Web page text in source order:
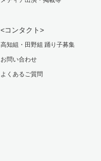
<コンタクト>
高知組・田野組 踊り子募集
お問い合わせ
よくあるご質問